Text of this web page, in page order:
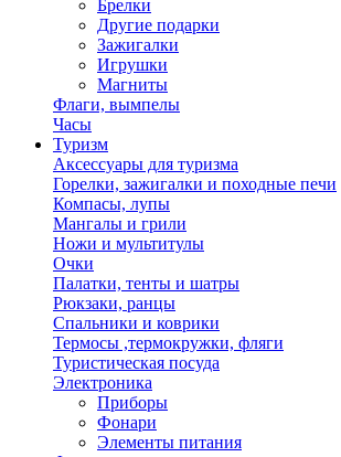
Брелки
Другие подарки
Зажигалки
Игрушки
Магниты
Флаги, вымпелы
Часы
Туризм
Аксессуары для туризма
Горелки, зажигалки и походные печи
Компасы, лупы
Мангалы и грили
Ножи и мультитулы
Очки
Палатки, тенты и шатры
Рюкзаки, ранцы
Спальники и коврики
Термосы ,термокружки, фляги
Туристическая посуда
Электроника
Приборы
Фонари
Элементы питания